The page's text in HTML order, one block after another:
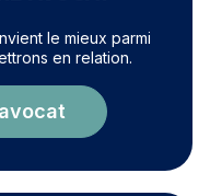
le mieux parmi
en relation.